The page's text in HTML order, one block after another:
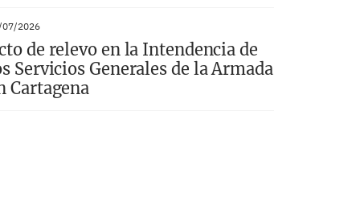
07/2026
de relevo en la Intendencia de
Servicios Generales de la Armada
Cartagena